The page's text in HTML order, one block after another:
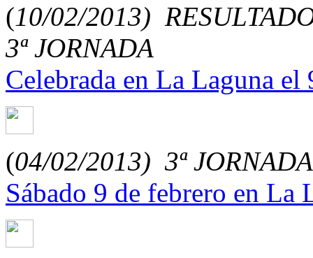
(10/02/2013)
3ª JORNADA
Celebrada en La Laguna el
(04/02/2013) 3ª
Sábado 9 de febrero en La